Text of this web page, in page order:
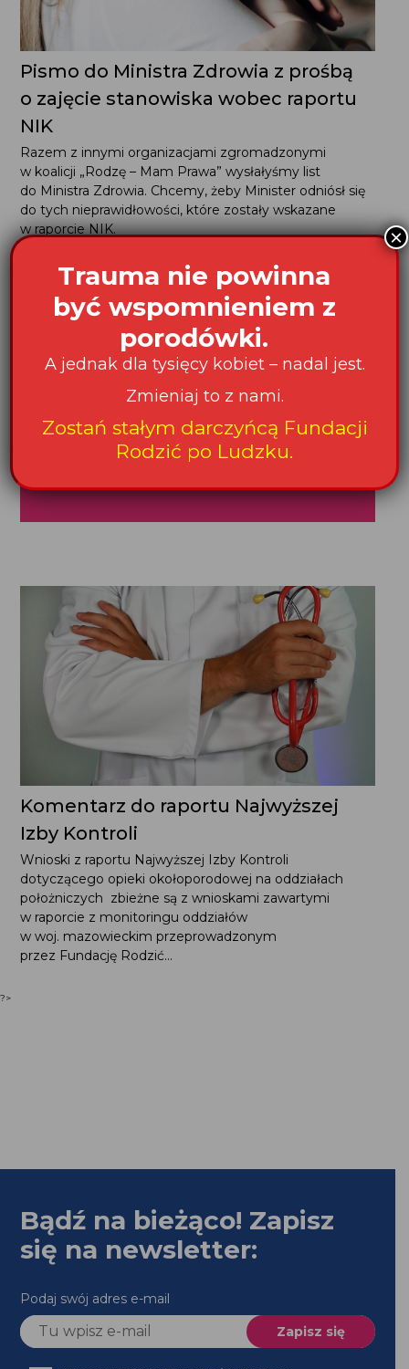
Pismo do Ministra Zdrowia z prośbą
o zajęcie stanowiska wobec raportu
NIK
Razem z innymi organizacjami zgromadzonymi
w koalicji „Rodzę – Mam Prawa” wysłałyśmy list
do Ministra Zdrowia. Chcemy, żeby Minister odniósł się
do tych nieprawidłowości, które zostały wskazane
w raporcie NIK.
Dobry poród
nie może być kwestią
przypadku
Wspieram
Komentarz do raportu Najwyższej
Izby Kontroli
Wnioski z raportu Najwyższej Izby Kontroli
dotyczącego opieki okołoporodowej na oddziałach
położniczych zbieżne są z wnioskami zawartymi
w raporcie z monitoringu oddziałów
w woj. mazowieckim przeprowadzonym
przez Fundację Rodzić...
?>
Bądź na bieżąco! Zapisz
się na newsletter:
Podaj swój adres e-mail
Trauma nie powinna
być wspomnieniem z
porodówki.
A jednak dla tysięcy kobiet – nadal jest.
Zmieniaj to z nami.
Zostań stałym darczyńcą Fundacji
Rodzić po Ludzku.
×